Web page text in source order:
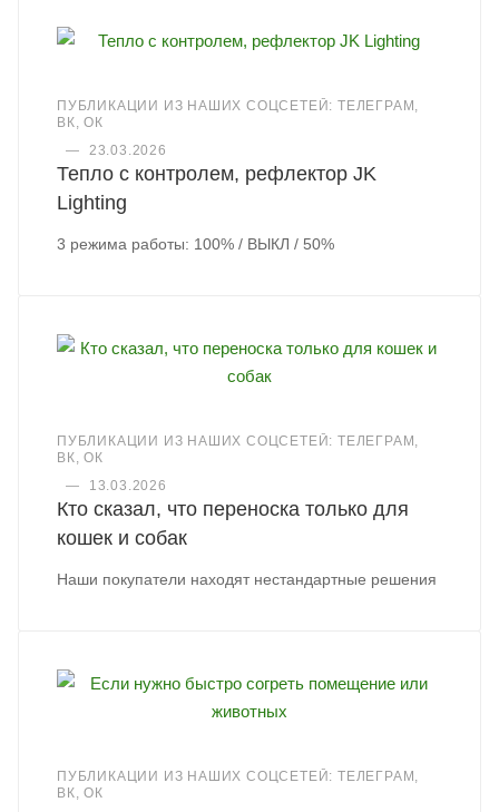
ПУБЛИКАЦИИ ИЗ НАШИХ СОЦСЕТЕЙ: ТЕЛЕГРАМ,
ВК, ОК
—
23.03.2026
Тепло с контролем, рефлектор JK
Lighting
3 режима работы: 100% / ВЫКЛ / 50%
ПУБЛИКАЦИИ ИЗ НАШИХ СОЦСЕТЕЙ: ТЕЛЕГРАМ,
ВК, ОК
—
13.03.2026
Кто сказал, что переноска только для
кошек и собак
Наши покупатели находят нестандартные решения
ПУБЛИКАЦИИ ИЗ НАШИХ СОЦСЕТЕЙ: ТЕЛЕГРАМ,
ВК, ОК